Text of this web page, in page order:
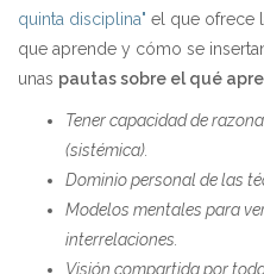
quinta disciplina" el que ofrece
que aprende y cómo se
unas pautas sobre el qué
Tener capacidad de
(sistémica).
Dominio personal de las
Modelos mentales para
interrelaciones.
Visión compartida por